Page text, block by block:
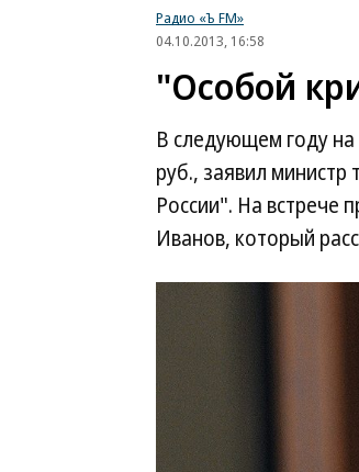
Радио «Ъ FM»
04.10.2013, 16:58
"Особой
В следующем году
руб., заявил
России". На встрече
Иванов, который